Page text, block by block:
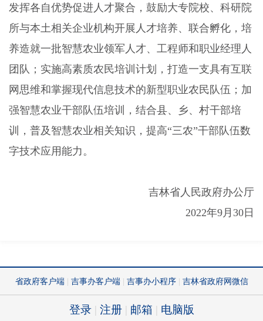
发挥各自优势促进人才聚合，鼓励大专院校、科研院
所与本土相关企业机构开展人才培养、联合孵化，培
养造就一批智慧农业领军人才、工程师和职业经理人
团队；实施高素质农民培训计划，打造一支具有互联
网思维和掌握现代信息技术的新型职业农民队伍；加
强智慧农业干部队伍培训，结合县、乡、村干部培
训，普及智慧农业相关知识，提高“三农”干部队伍数
字技术应用能力。
吉林省人民政府办公厅
2022年9 月 30日